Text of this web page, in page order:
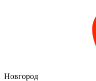
Новгород